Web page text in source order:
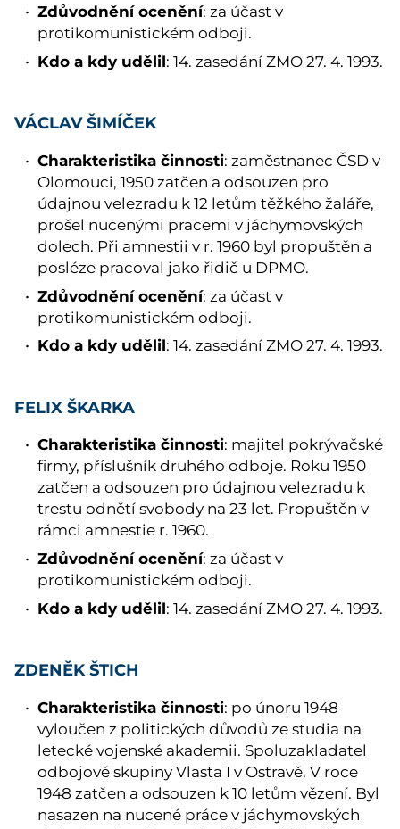
Zdůvodnění ocenění: za účast v
protikomunistickém odboji.
Kdo a kdy udělil: 14. zasedání ZMO 27. 4. 1993.
VÁCLAV ŠIMÍČEK
Charakteristika činnosti: zaměstnanec ČSD v
Olomouci, 1950 zatčen a odsouzen pro
údajnou velezradu k 12 letům těžkého žaláře,
prošel nucenými pracemi v jáchymovských
dolech. Při amnestii v r. 1960 byl propuštěn a
posléze pracoval jako řidič u DPMO.
Zdůvodnění ocenění: za účast v
protikomunistickém odboji.
Kdo a kdy udělil: 14. zasedání ZMO 27. 4. 1993.
FELIX ŠKARKA
Charakteristika činnosti: majitel pokrývačské
firmy, příslušník druhého odboje. Roku 1950
zatčen a odsouzen pro údajnou velezradu k
trestu odnětí svobody na 23 let. Propuštěn v
rámci amnestie r. 1960.
Zdůvodnění ocenění: za účast v
protikomunistickém odboji.
Kdo a kdy udělil: 14. zasedání ZMO 27. 4. 1993.
ZDENĚK ŠTICH
Charakteristika činnosti: po únoru 1948
vyloučen z politických důvodů ze studia na
letecké vojenské akademii. Spoluzakladatel
odbojové skupiny Vlasta I v Ostravě. V roce
1948 zatčen a odsouzen k 10 letům vězení. Byl
nasazen na nucené práce v jáchymovských